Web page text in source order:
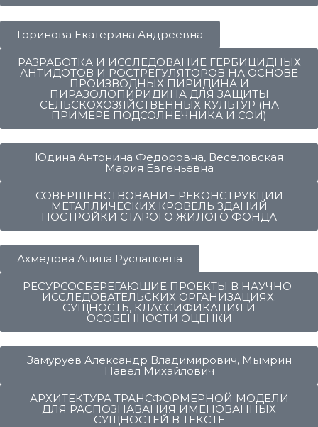
Горинова Екатерина Андреевна
РАЗРАБОТКА И ИССЛЕДОВАНИЕ ГЕРБИЦИДНЫХ
АНТИДОТОВ И РОСТРЕГУЛЯТОРОВ НА ОСНОВЕ
ПРОИЗВОДНЫХ ПИРИДИНА И
ПИРАЗОЛОПИРИДИНА ДЛЯ ЗАЩИТЫ
СЕЛЬСКОХОЗЯЙСТВЕННЫХ КУЛЬТУР (НА
ПРИМЕРЕ ПОДСОЛНЕЧНИКА И СОИ)
Юдина Антонина Федоровна, Веселовская
Мария Евгеньевна
СОВЕРШЕНСТВОВАНИЕ РЕКОНСТРУКЦИИ
МЕТАЛЛИЧЕСКИХ КРОВЕЛЬ ЗДАНИЙ
ПОСТРОЙКИ СТАРОГО ЖИЛОГО ФОНДА
Ахмедова Алина Руслановна
РЕСУРСОСБЕРЕГАЮЩИЕ ПРОЕКТЫ В НАУЧНО-
ИССЛЕДОВАТЕЛЬСКИХ ОРГАНИЗАЦИЯХ:
СУЩНОСТЬ, КЛАССИФИКАЦИЯ И
ОСОБЕННОСТИ ОЦЕНКИ
Замуруев Александр Владимирович, Мымрин
Павел Михайлович
АРХИТЕКТУРА ТРАНСФОРМЕРНОЙ МОДЕЛИ
ДЛЯ РАСПОЗНАВАНИЯ ИМЕНОВАННЫХ
СУЩНОСТЕЙ В ТЕКСТЕ